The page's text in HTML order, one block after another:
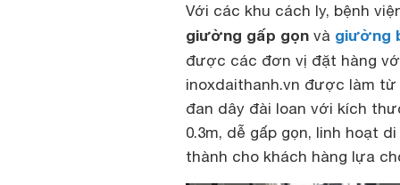
Với các khu cách ly, bệnh
giường gấp gọn và giường
được các đơn vị đặt hàng
inoxdaithanh.vn được làm từ
đan dây đài loan với kích
0.3m, dễ gấp gọn, linh hoạt
thành cho khách hàng lựa